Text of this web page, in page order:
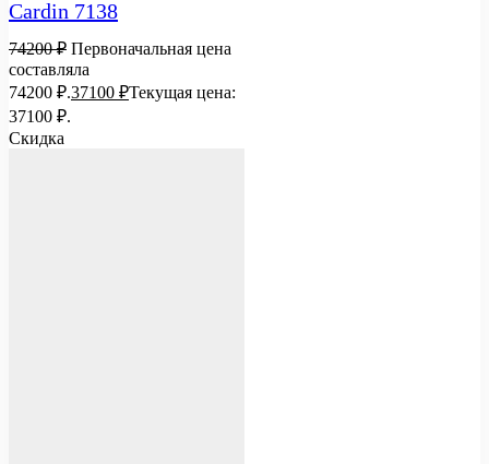
Cardin 7138
74200₽ Первоначальная цена
составляла
74200 ₽.37100 ₽Текущая цена:
37100 ₽.
Скидка